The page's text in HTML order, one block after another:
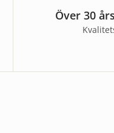
Över 30